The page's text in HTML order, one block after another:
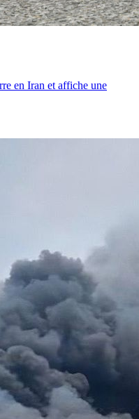
en Iran et affiche une